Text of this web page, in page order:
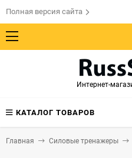
Полная версия сайта
Интернет-
КАТАЛОГ ТОВАРОВ
Главная Силовые тренажеры